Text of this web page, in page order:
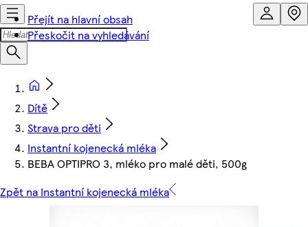
Přejít na hlavní obsah
Přeskočit na vyhledávání
Dítě
Strava pro děti
Instantní kojenecká mléka
BEBA OPTIPRO 3, mléko pro malé děti, 500g
Zpět na Instantní kojenecká mléka